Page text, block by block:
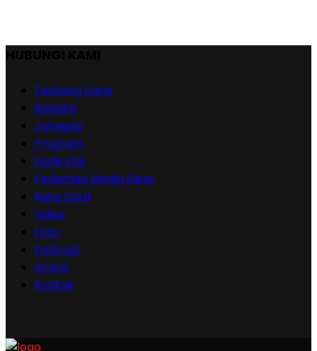
Tentang Kami
Redaksi
Jaringan
Program
Kode Etik
Pedoman Media Siber
Rate Card
Video
Foto
Podcast
Acara
Kontak